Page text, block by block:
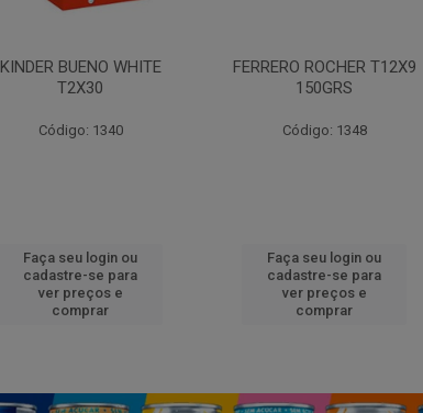
KINDER BUENO WHITE
T2X30
Código: 1340
Faça seu login ou
cadastre-se para
ver preços e
comprar
FERRERO ROCHER T12X9
150GRS
Código: 1348
Faça seu login ou
cadastre-se para
ver preços e
comprar